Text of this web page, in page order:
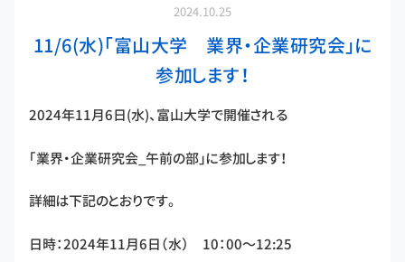
2024.10.25
11/6(水)「富山大学 業界・企業研究会」に
参加します！
2024年11月6日(水)、富山大学で開催される
「業界・企業研究会_午前の部」に参加します！
詳細は下記のとおりです。
日時：2024年11月6日（水） 10：00～12:25